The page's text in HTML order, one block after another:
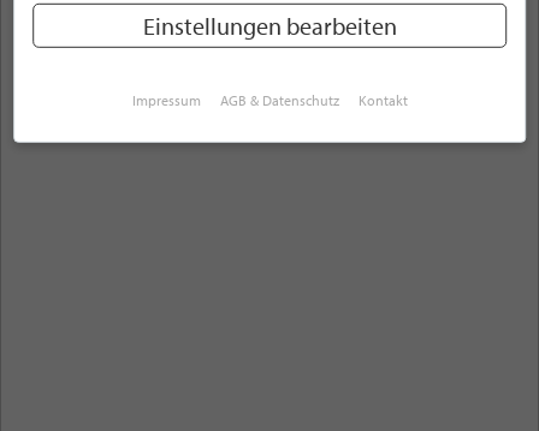
ANZEIGEN
Einstellungen bearbeiten
Impressum AGB & Datenschutz Kontakt